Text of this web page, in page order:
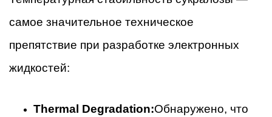
самое значительное техническое
препятствие при разработке электронных
жидкостей:
Thermal Degradation:Обнаружено, что